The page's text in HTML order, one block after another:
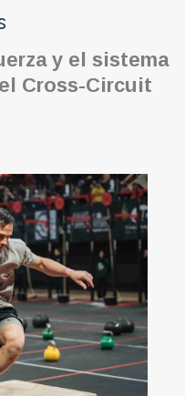
y el sistema
Cross-Circuit